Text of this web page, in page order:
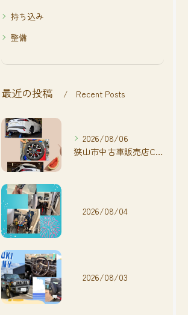
持ち込み
整備
最近の投稿 Recent Posts
2026/08/06
狭山市中古車販売店CarShop FACT.🚗
2026/08/04
2026/08/03